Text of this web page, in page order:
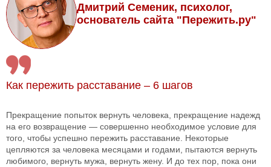
Дмитрий Семеник, психолог,
основатель сайта "Пережить.ру"
Как пережить расставание – 6 шагов
Прекращение попыток вернуть человека, прекращение надежд
на его возвращение — совершенно необходимое условие для
того, чтобы успешно пережить расставание. Некоторые
цепляются за человека месяцами и годами, пытаются вернуть
любимого, вернуть мужа, вернуть жену. И до тех пор, пока они